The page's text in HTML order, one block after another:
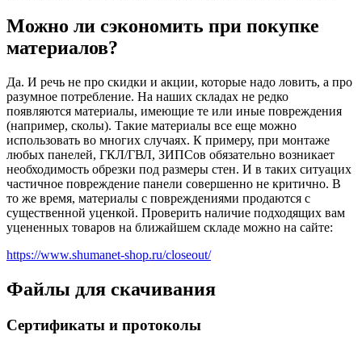
Можно ли сэкономить при покупке
материалов?
Да. И речь не про скидки и акции, которые надо ловить, а про
разумное потребление. На наших складах не редко
появляются материалы, имеющие те или иные повреждения
(например, сколы). Такие материалы все еще можно
использовать во многих случаях. К примеру, при монтаже
любых панелей, ГКЛ/ГВЛ, ЗИПСов обязательно возникает
необходимость обрезки под размеры стен. И в таких ситуацих
частичное повреждение панели совершенно не критично. В
то же время, материалы с повреждениями продаются с
существенной уценкой. Проверить наличие подходящих вам
уцененных товаров на ближайшем складе можно на сайте:
https://www.shumanet-shop.ru/closeout/
Файлы для скачивания
Сертификаты и протоколы